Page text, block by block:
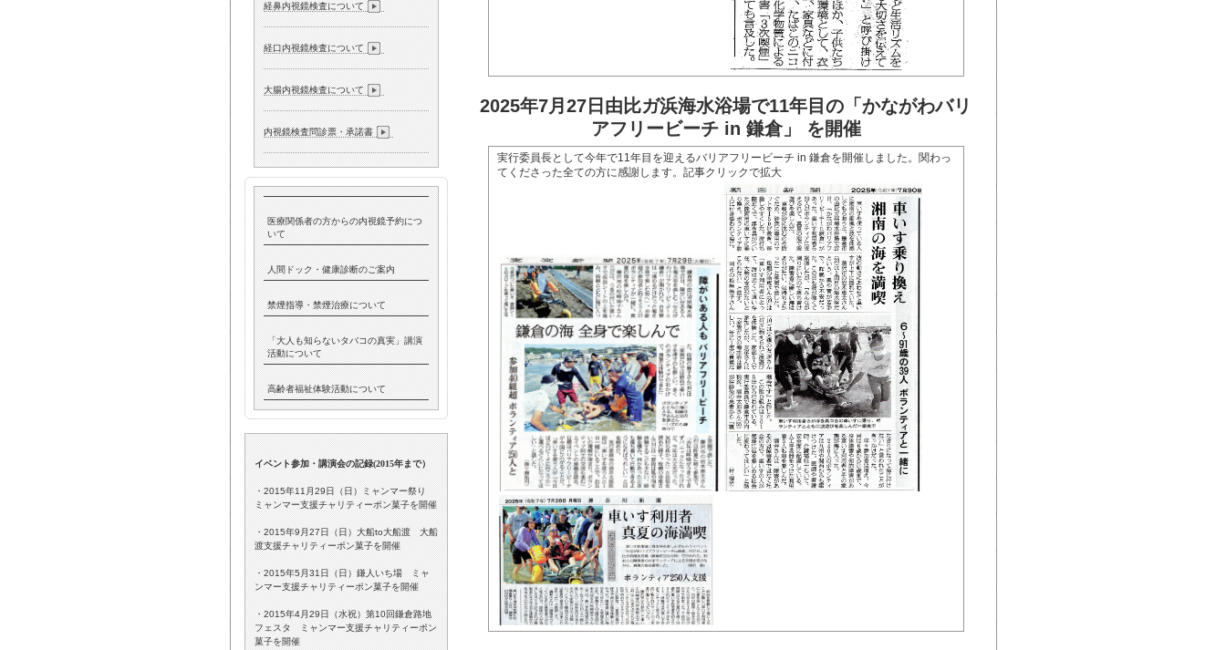
2025年7月27日由比ガ浜海水浴場で11年目の「かながわバリ
アフリービーチ in 鎌倉」 を開催
実行委員長として今年で11年目を迎えるバリアフリービーチ in 鎌倉を開催しました。関わっ
てくださった全ての方に感謝します。記事クリックで拡大
経鼻内視鏡検査について
経口内視鏡検査について
大腸内視鏡検査について
内視鏡検査問診票・承諾書
医療関係者の方からの内視鏡予約につ
いて
人間ドック・健康診断のご案内
禁煙指導・禁煙治療について
「大人も知らないタバコの真実」講演
活動について
高齢者福祉体験活動について
イベント参加・講演会の記録(2015年まで）
・2015年11月29日（日）ミャンマー祭り
ミャンマー支援チャリティーポン菓子を開催
・2015年9月27日（日）大船to大船渡 大船
渡支援チャリティーポン菓子を開催
・2015年5月31日（日）鎌人いち場 ミャ
ンマー支援チャリティーポン菓子を開催
・2015年4月29日（水祝）第10回鎌倉路地
フェスタ ミャンマー支援チャリティーポン
菓子を開催